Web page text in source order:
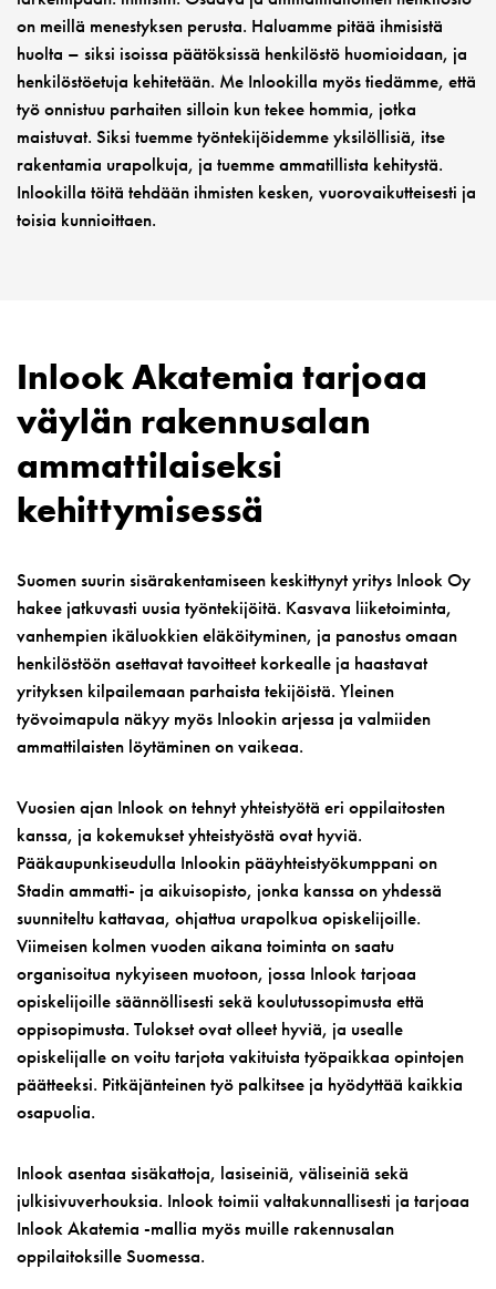
on meillä menestyksen perusta. Haluamme pitää ihmisistä
huolta – siksi isoissa päätöksissä henkilöstö huomioidaan, ja
henkilöstöetuja kehitetään. Me Inlookilla myös tiedämme, että
työ onnistuu parhaiten silloin kun tekee hommia, jotka
maistuvat. Siksi tuemme työntekijöidemme yksilöllisiä, itse
rakentamia urapolkuja, ja tuemme ammatillista kehitystä.
Inlookilla töitä tehdään ihmisten kesken, vuorovaikutteisesti ja
toisia kunnioittaen.
Inlook Akatemia tarjoaa
väylän rakennusalan
ammattilaiseksi
kehittymisessä
Suomen suurin sisärakentamiseen keskittynyt yritys Inlook Oy
hakee jatkuvasti uusia työntekijöitä. Kasvava liiketoiminta,
vanhempien ikäluokkien eläköityminen, ja panostus omaan
henkilöstöön asettavat tavoitteet korkealle ja haastavat
yrityksen kilpailemaan parhaista tekijöistä. Yleinen
työvoimapula näkyy myös Inlookin arjessa ja valmiiden
ammattilaisten löytäminen on vaikeaa.
Vuosien ajan Inlook on tehnyt yhteistyötä eri oppilaitosten
kanssa, ja kokemukset yhteistyöstä ovat hyviä.
Pääkaupunkiseudulla Inlookin pääyhteistyökumppani on
Stadin ammatti- ja aikuisopisto, jonka kanssa on yhdessä
suunniteltu kattavaa, ohjattua urapolkua opiskelijoille.
Viimeisen kolmen vuoden aikana toiminta on saatu
organisoitua nykyiseen muotoon, jossa Inlook tarjoaa
opiskelijoille säännöllisesti sekä koulutussopimusta että
oppisopimusta. Tulokset ovat olleet hyviä, ja usealle
opiskelijalle on voitu tarjota vakituista työpaikkaa opintojen
päätteeksi. Pitkäjänteinen työ palkitsee ja hyödyttää kaikkia
osapuolia.
Inlook asentaa sisäkattoja, lasiseiniä, väliseiniä sekä
julkisivuverhouksia. Inlook toimii valtakunnallisesti ja tarjoaa
Inlook Akatemia -mallia myös muille rakennusalan
oppilaitoksille Suomessa.